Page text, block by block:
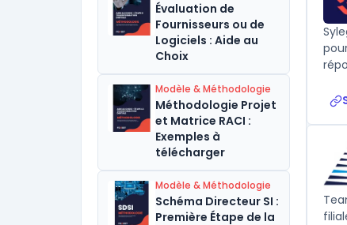
Évaluation de
Fournisseurs ou de
Logiciels : Aide au
Choix
Modèle & Méthodologie
Méthodologie Projet
et Matrice RACI :
Exemples à
télécharger
Modèle & Méthodologie
Schéma Directeur SI :
Première Étape de la